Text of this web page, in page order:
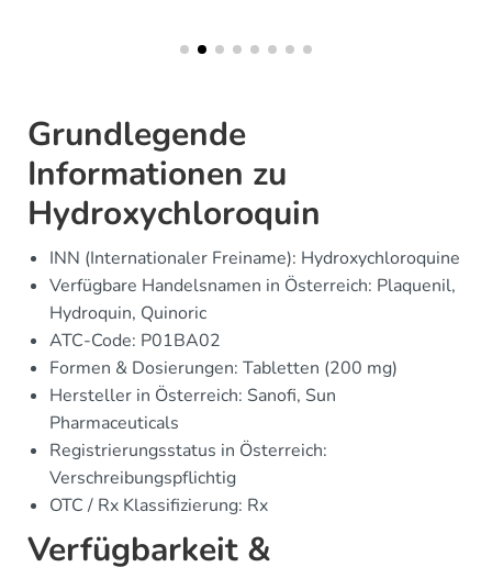
Grundlegende
Informationen zu
Hydroxychloroquin
INN (Internationaler Freiname): Hydroxychloroquine
Verfügbare Handelsnamen in Österreich: Plaquenil,
Hydroquin, Quinoric
ATC-Code: P01BA02
Formen & Dosierungen: Tabletten (200 mg)
Hersteller in Österreich: Sanofi, Sun
Pharmaceuticals
Registrierungsstatus in Österreich:
Verschreibungspflichtig
OTC / Rx Klassifizierung: Rx
Verfügbarkeit &